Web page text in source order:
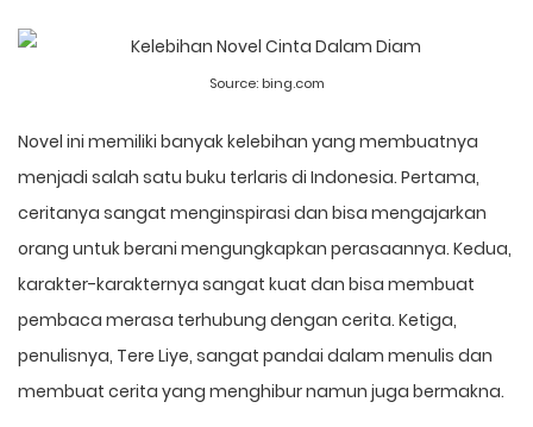
Source: bing.com
Novel ini memiliki banyak kelebihan yang membuatnya
menjadi salah satu buku terlaris di Indonesia. Pertama,
ceritanya sangat menginspirasi dan bisa mengajarkan
orang untuk berani mengungkapkan perasaannya. Kedua,
karakter-karakternya sangat kuat dan bisa membuat
pembaca merasa terhubung dengan cerita. Ketiga,
penulisnya, Tere Liye, sangat pandai dalam menulis dan
membuat cerita yang menghibur namun juga bermakna.